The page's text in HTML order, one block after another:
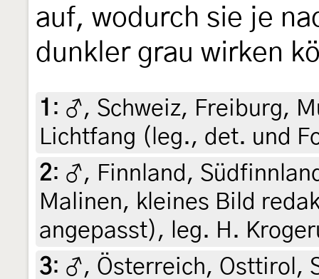
auf, wodurch sie je
dunkler grau wirken
1 : ♂, Schweiz, Freiburg,
Lichtfang (leg., det. und
2: ♂, Finnland,
Malinen, kleines Bild
angepasst), leg. H.
3: ♂, Österreich, Osttirol,